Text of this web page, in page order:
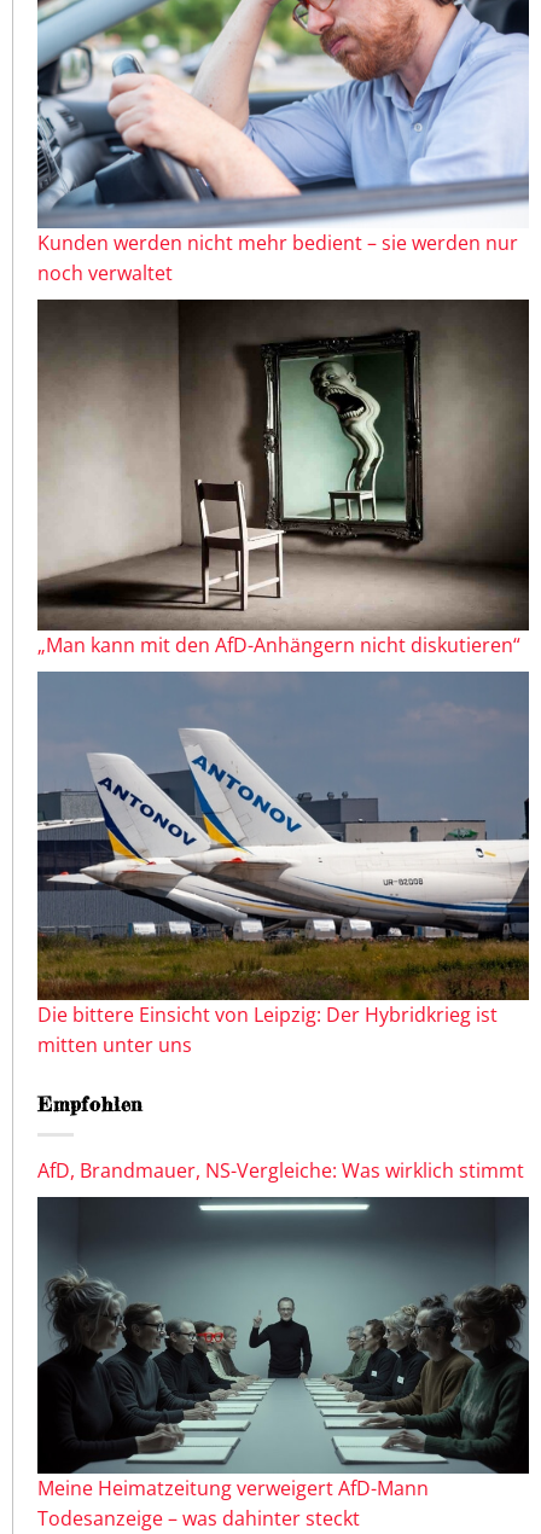
Kunden werden nicht mehr bedient – sie werden nur
noch verwaltet
„Man kann mit den AfD-Anhängern nicht diskutieren“
Die bittere Einsicht von Leipzig: Der Hybridkrieg ist
mitten unter uns
Empfohlen
AfD, Brandmauer, NS-Vergleiche: Was wirklich stimmt
Meine Heimatzeitung verweigert AfD-Mann
Todesanzeige – was dahinter steckt